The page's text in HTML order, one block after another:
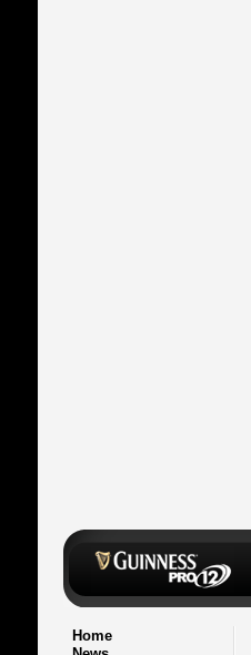
Home